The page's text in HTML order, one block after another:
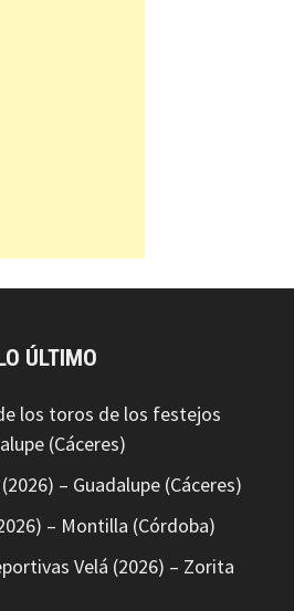
ÚLTIMO
los toros de los festejos
(Cáceres)
– Guadalupe (Cáceres)
– Montilla (Córdoba)
Velá (2026) – Zorita